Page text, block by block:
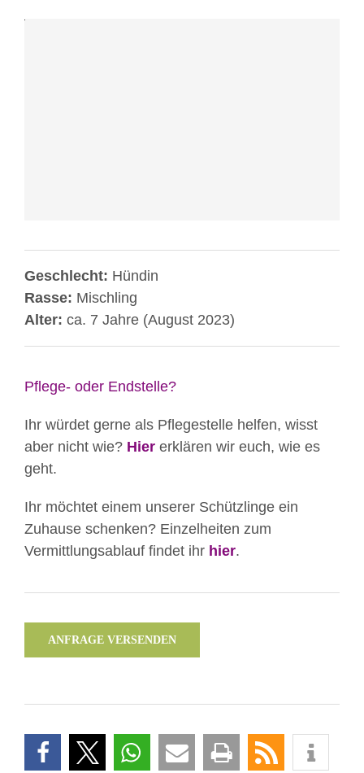
Geschlecht: Hündin
Rasse: Mischling
Alter: ca. 7 Jahre (August 2023)
Pflege- oder Endstelle?
Ihr würdet gerne als Pflegestelle helfen, wisst
aber nicht wie? Hier erklären wir euch, wie es
geht.
Ihr möchtet einem unserer Schützlinge ein
Zuhause schenken? Einzelheiten zum
Vermittlungsablauf findet ihr hier.
ANFRAGE VERSENDEN